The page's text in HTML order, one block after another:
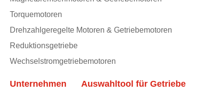
Torquemotoren
Drehzahlgeregelte Motoren & Getriebemotoren
Reduktionsgetriebe
Wechselstromgetriebemotoren
Unternehmen Auswahltool für Getriebe